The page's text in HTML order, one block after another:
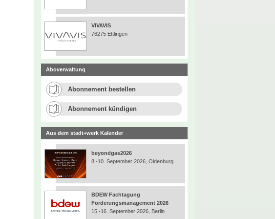
VIVAVIS
76275 Ettlingen
Aboverwaltung
Abonnement bestellen
Abonnement kündigen
Aus dem stadt+werk Kalender
beyondgas2026
8.-10. September 2026, Oldenburg
BDEW Fachtagung
Forderungsmanagement 2026
15.-16. September 2026, Berlin